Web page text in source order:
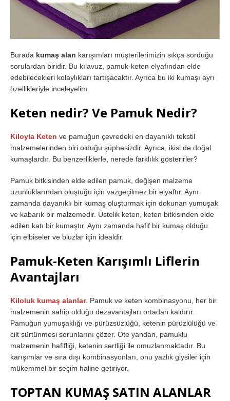
Burada kumaş alan karışımları müşterilerimizin sıkça sorduğu
sorulardan biridir. Bu kılavuz, pamuk-keten elyafından elde
edebilecekleri kolaylıkları tartışacaktır. Ayrıca bu iki kumaşı ayrı
özellikleriyle inceleyelim.
Keten nedir? Ve Pamuk Nedir?
Kiloyla Keten ve pamuğun çevredeki en dayanıklı tekstil
malzemelerinden biri olduğu şüphesizdir. Ayrıca, ikisi de doğal
kumaşlardır. Bu benzerliklerle, nerede farklılık gösterirler?
Pamuk bitkisinden elde edilen pamuk, değişen malzeme
uzunluklarından oluştuğu için vazgeçilmez bir elyaftır. Aynı
zamanda dayanıklı bir kumaş oluşturmak için dokunan yumuşak
ve kabarık bir malzemedir. Üstelik keten, keten bitkisinden elde
edilen katı bir kumaştır. Aynı zamanda hafif bir kumaş olduğu
için elbiseler ve bluzlar için idealdir.
Pamuk-Keten Karışımlı Liflerin
Avantajları
Kiloluk kumaş alanlar. Pamuk ve keten kombinasyonu, her bir
malzemenin sahip olduğu dezavantajları ortadan kaldırır.
Pamuğun yumuşaklığı ve pürüzsüzlüğü, ketenin pürüzlülüğü ve
cilt sürtünmesi sorunlarını çözer. Öte yandan, pamuklu
malzemenin hafifliği, ketenin sertliği ile omuzlanmaktadır. Bu
karışımlar ve sıra dışı kombinasyonları, onu yazlık giysiler için
mükemmel bir seçim haline getiriyor.
TOPTAN KUMAŞ SATIN ALANLAR